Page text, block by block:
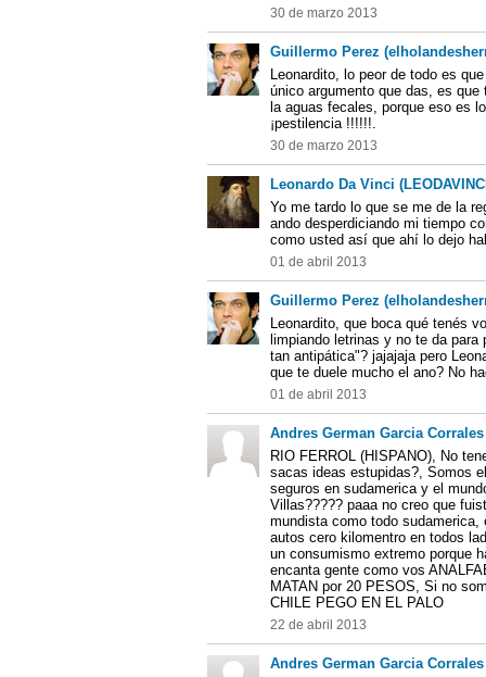
30 de marzo 2013
Guillermo Perez
Leonardito, lo peor de todo es
único argumento que das, es
la aguas fecales, porque eso es
¡pestilencia !!!!!!.
30 de marzo 2013
Leonardo Da Vinci
Yo me tardo lo que se me de la
ando desperdiciando mi tiempo
como usted así que ahí lo dejo
01 de abril 2013
Guillermo Perez
Leonardito, que boca qué tenés
limpiando letrinas y no te da
tan antipática"? jajajaja pero
que te duele mucho el ano? No
01 de abril 2013
Andres German Garcia
RIO FERROL (HISPANO), No
sacas ideas estupidas?, Somos
seguros en sudamerica y el
Villas????? paaa no creo que
mundista como todo
autos cero kilomentro en todos
un consumismo extremo porque
encanta gente como vos
MATAN por 20 PESOS, Si no
CHILE PEGO EN EL PALO
22 de abril 2013
Andres German Garcia